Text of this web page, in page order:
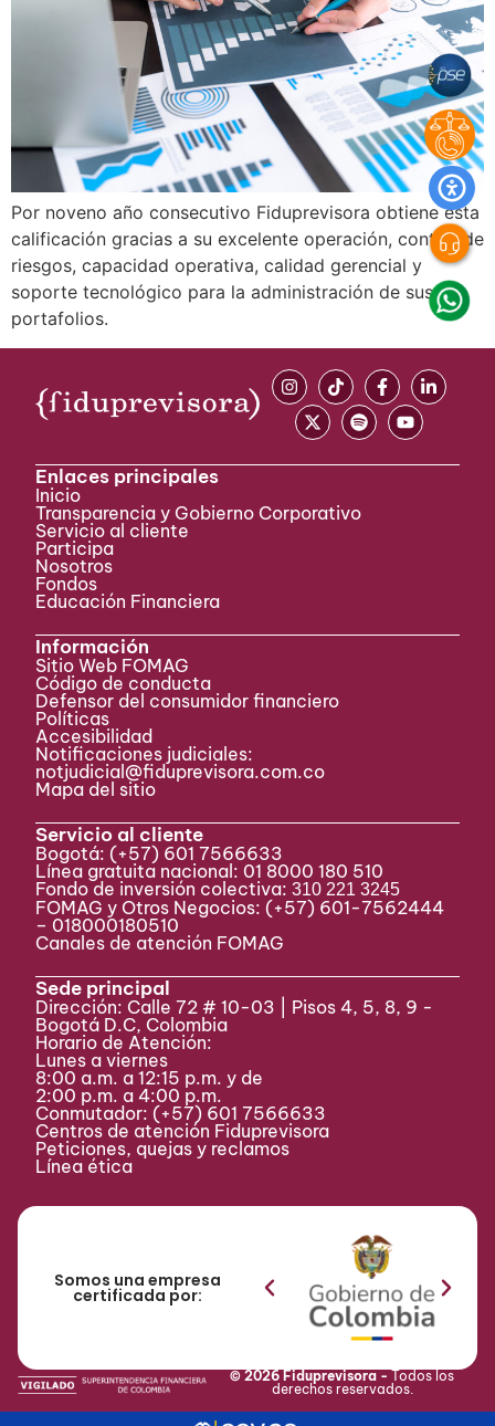
Por noveno año consecutivo Fiduprevisora obtiene esta
calificación gracias a su excelente operación, control de
riesgos, capacidad operativa, calidad gerencial y
soporte tecnológico para la administración de sus
portafolios.
Enlaces principales
Inicio
Transparencia y Gobierno Corporativo
Servicio al cliente
Participa ​
Nosotros
Fondos
Educación Financiera
Información
Sitio Web FOMAG
Código de conducta
Defensor del consumidor financiero
Políticas
Accesibilidad
Notificaciones judiciales:
notjudicial@fiduprevisora.com.co
Mapa del sitio
Servicio al cliente
Bogotá: (+57) 601 7566633
Línea gratuita nacional: 01 8000 180 510
Fondo de inversión colectiva:310 221 3245
FOMAG y Otros Negocios: (+57) 601-7562444
– 018000180510
Canales de atención FOMAG
Sede principal
Dirección: Calle 72 # 10-03 | Pisos 4, 5, 8, 9 -
Bogotá D.C, Colombia
Horario de Atención:
Lunes a viernes
8:00 a.m. a 12:15 p.m. y de
2:00 p.m. a 4:00 p.m.
Conmutador: (+57) 601 7566633
Centros de atención Fiduprevisora
Peticiones, quejas y reclamos
Línea ética
Somos una empresa
certificada por:
© 2026 Fiduprevisora -Todos los
derechos reservados.